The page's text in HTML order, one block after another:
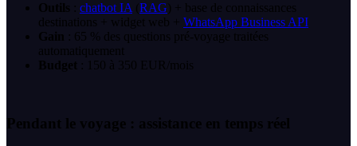
Outils
chatbot IA (RAG ) + base de connaissances
destinations + widget web + WhatsApp Business API
Gain : 65 % des questions pré-voyage traitées
automatiquement
Budget : 150 à 350 EUR/mois
Pendant le voyage : assistance en temps réel